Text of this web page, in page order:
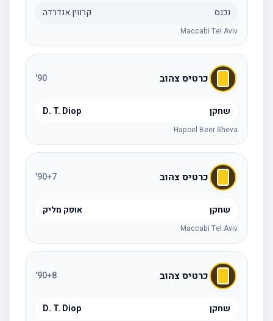
נכנס קרווין אנדרדה
Maccabi Tel Aviv
כרטיס צהוב 90
'
שחקן D. T. Diop
Hapoel Beer Sheva
כרטיס צהוב 90+7
'
שחקן אופק מליק
Maccabi Tel Aviv
כרטיס צהוב 90+8
'
שחקן D. T. Diop